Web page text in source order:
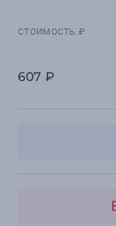
СТОИМОСТЬ, ₽
607 ₽